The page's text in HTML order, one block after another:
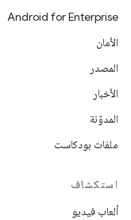
Android for Enterprise
الأمان
المصدر
الأخبار
المدوّنة
ملفات بودكاست
استكشاف
ألعاب فيديو